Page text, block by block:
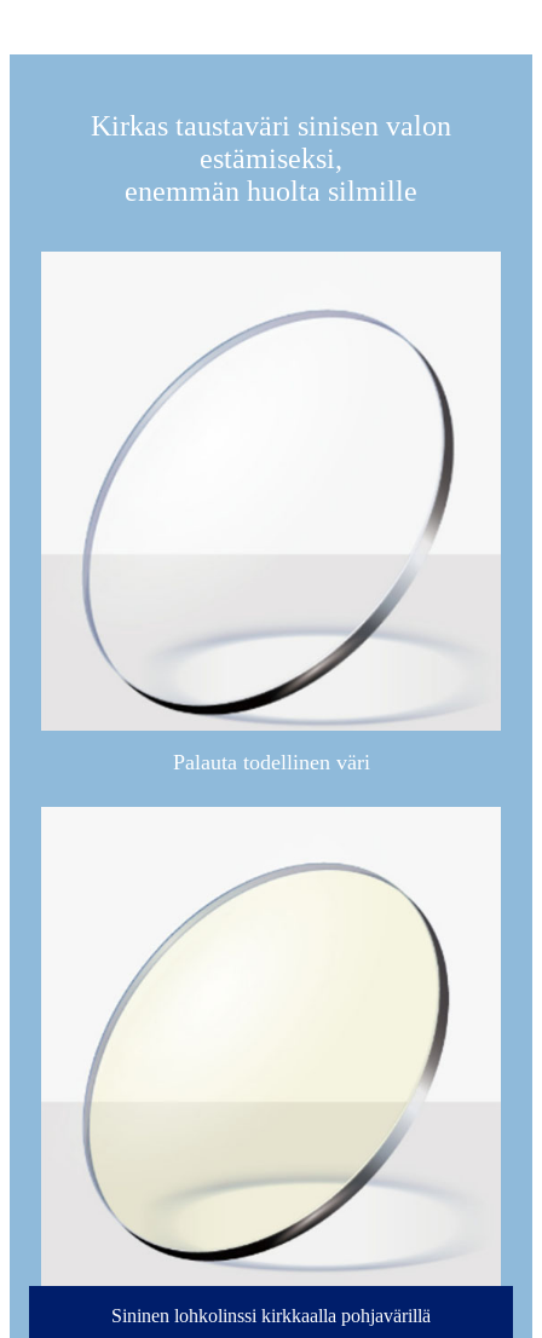
Kirkas taustaväri sinisen valon
estämiseksi,
enemmän huolta silmille
Palauta todellinen väri
Sininen lohkolinssi kirkkaalla pohjavärillä